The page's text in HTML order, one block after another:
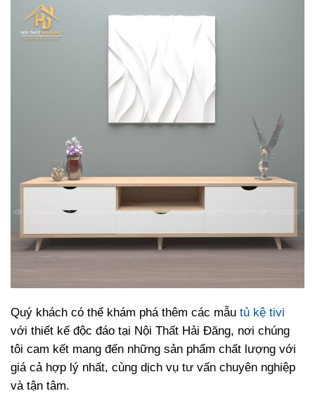
Quý khách có thể khám phá thêm các mẫu tủ kệ tivi
với thiết kế độc đáo tại Nội Thất Hải Đăng, nơi chúng
tôi cam kết mang đến những sản phẩm chất lượng với
giá cả hợp lý nhất, cùng dịch vụ tư vấn chuyên nghiệp
và tận tâm.